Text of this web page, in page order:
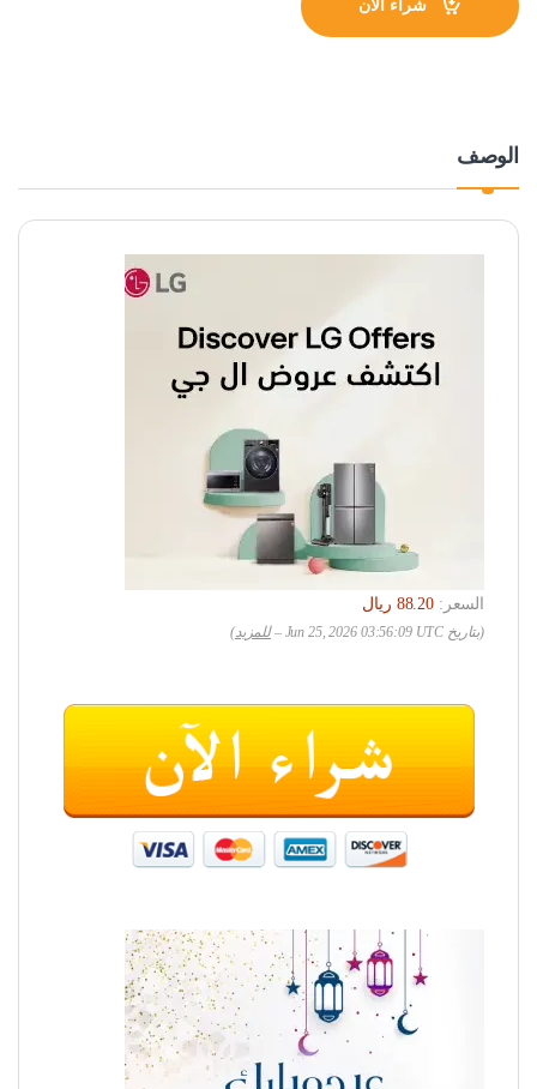
شراء الآن
الوصف
السعر:
‏88.20 ريال
(بتاريخ Jun 25, 2026 03:56:09 UTC – للمزيد)